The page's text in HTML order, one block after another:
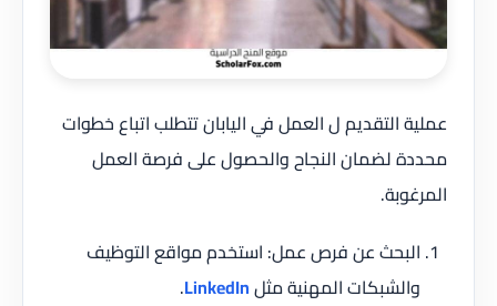
عملية التقديم ل العمل في اليابان تتطلب اتباع خطوات
محددة لضمان النجاح والحصول على فرصة العمل
المرغوبة.
البحث عن فرص عمل: استخدم مواقع التوظيف
والشبكات المهنية مثلLinkedIn
.